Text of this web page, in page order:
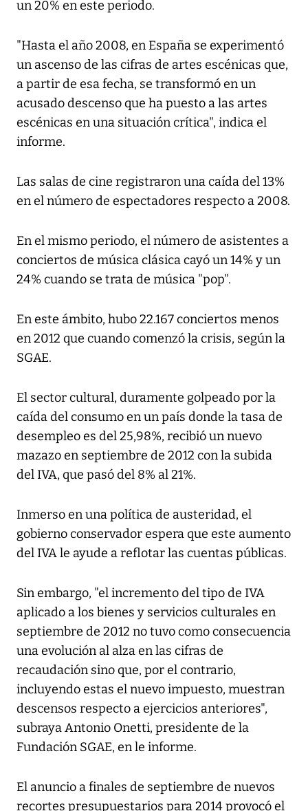
un 20% en este periodo.
"Hasta el año 2008, en España se experimentó
un ascenso de las cifras de artes escénicas que,
a partir de esa fecha, se transformó en un
acusado descenso que ha puesto a las artes
escénicas en una situación crítica", indica el
informe.
Las salas de cine registraron una caída del 13%
en el número de espectadores respecto a 2008.
En el mismo periodo, el número de asistentes a
conciertos de música clásica cayó un 14% y un
24% cuando se trata de música "pop".
En este ámbito, hubo 22.167 conciertos menos
en 2012 que cuando comenzó la crisis, según la
SGAE.
El sector cultural, duramente golpeado por la
caída del consumo en un país donde la tasa de
desempleo es del 25,98%, recibió un nuevo
mazazo en septiembre de 2012 con la subida
del IVA, que pasó del 8% al 21%.
Inmerso en una política de austeridad, el
gobierno conservador espera que este aumento
del IVA le ayude a reflotar las cuentas públicas.
Sin embargo, "el incremento del tipo de IVA
aplicado a los bienes y servicios culturales en
septiembre de 2012 no tuvo como consecuencia
una evolución al alza en las cifras de
recaudación sino que, por el contrario,
incluyendo estas el nuevo impuesto, muestran
descensos respecto a ejercicios anteriores",
subraya Antonio Onetti, presidente de la
Fundación SGAE, en le informe.
El anuncio a finales de septiembre de nuevos
recortes presupuestarios para 2014 provocó el